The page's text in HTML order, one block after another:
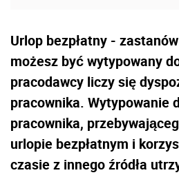
Urlop bezpłatny -
możesz być wytypowany
pracodawcy liczy się
pracownika. Wytypowanie
pracownika,
urlopie bezpłatnym i
czasie z innego źródła